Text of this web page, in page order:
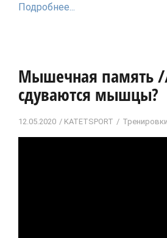
Подробнее...
Мышечная память
сдуваются мышцы?
12.05.2020 KATETSPORT Тренировки